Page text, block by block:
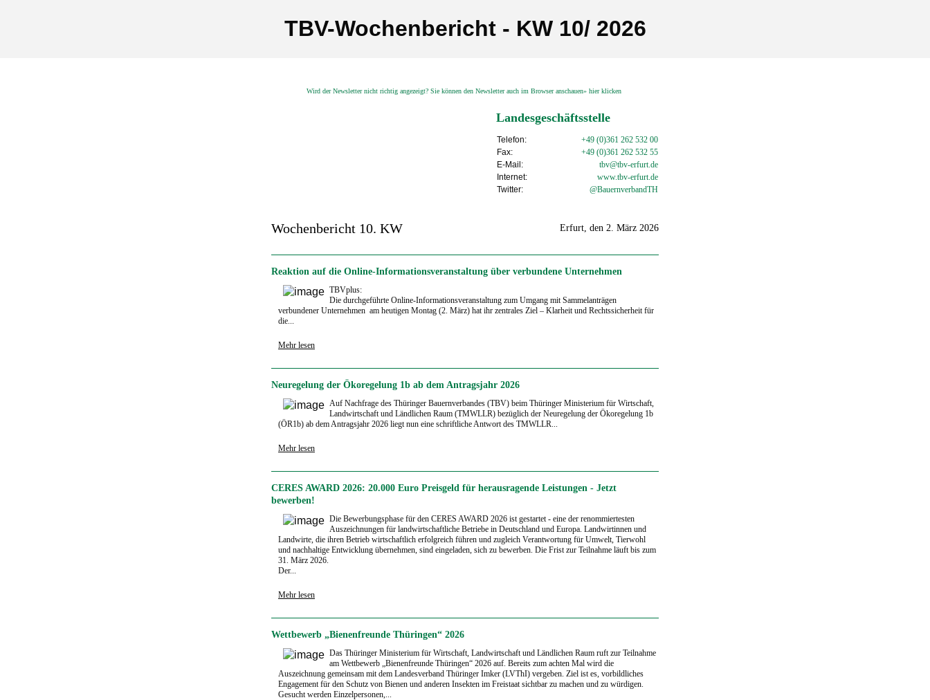
TBV-Wochenbericht - KW 10/ 2026
Wird der Newsletter nicht richtig angezeigt? Sie können den Newsletter auch im Browser anschauen» hier klicken
Landesgeschäftsstelle
Telefon:
+49 (0)361 262 532 00
Fax:
+49 (0)361 262 532 55
E-Mail:
tbv@tbv-erfurt.de
Internet:
www.tbv-erfurt.de
Twitter:
@BauernverbandTH
Wochenbericht 10. KW Erfurt, den 2. März 2026
Reaktion auf die Online-Informationsveranstaltung über verbundene Unternehmen
TBVplus:
Die durchgeführte Online-Informationsveranstaltung zum Umgang mit Sammelanträgen
verbundener Unternehmen am heutigen Montag (2. März) hat ihr zentrales Ziel – Klarheit und Rechtssicherheit für
die...
Mehr lesen
Neuregelung der Ökoregelung 1b ab dem Antragsjahr 2026
Auf Nachfrage des Thüringer Bauernverbandes (TBV) beim Thüringer Ministerium für Wirtschaft,
Landwirtschaft und Ländlichen Raum (TMWLLR) bezüglich der Neuregelung der Ökoregelung 1b
(ÖR1b) ab dem Antragsjahr 2026 liegt nun eine schriftliche Antwort des TMWLLR...
Mehr lesen
CERES AWARD 2026: 20.000 Euro Preisgeld für herausragende Leistungen - Jetzt
bewerben!
Die Bewerbungsphase für den CERES AWARD 2026 ist gestartet - eine der renommiertesten
Auszeichnungen für landwirtschaftliche Betriebe in Deutschland und Europa. Landwirtinnen und
Landwirte, die ihren Betrieb wirtschaftlich erfolgreich führen und zugleich Verantwortung für Umwelt, Tierwohl
und nachhaltige Entwicklung übernehmen, sind eingeladen, sich zu bewerben. Die Frist zur Teilnahme läuft bis zum
31. März 2026.
Der...
Mehr lesen
Wettbewerb „Bienenfreunde Thüringen“ 2026
Das Thüringer Ministerium für Wirtschaft, Landwirtschaft und Ländlichen Raum ruft zur Teilnahme
am Wettbewerb „Bienenfreunde Thüringen“ 2026 auf. Bereits zum achten Mal wird die
Auszeichnung gemeinsam mit dem Landesverband Thüringer Imker (LVThI) vergeben. Ziel ist es, vorbildliches
Engagement für den Schutz von Bienen und anderen Insekten im Freistaat sichtbar zu machen und zu würdigen.
Gesucht werden Einzelpersonen,...